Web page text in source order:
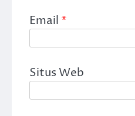
Email *
Situs Web